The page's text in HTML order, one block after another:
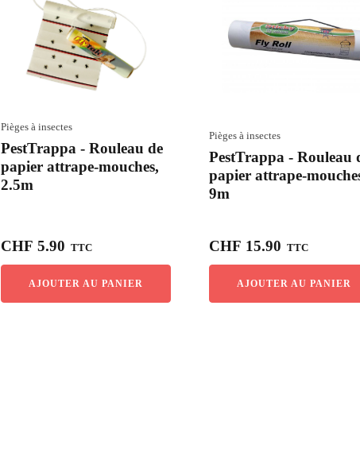
Pièges à insectes
PestTrappa - Rouleau de
papier attrape-mouches,
2.5m
CHF 5.90 TTC
AJOUTER AU PANIER
Pièges à insectes
PestTrappa - Rouleau
papier attrape-
9m
CHF 15.90 TTC
AJOUTER AU PANIER